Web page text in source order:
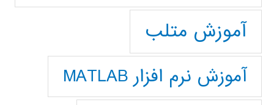
آموزش متلب
آموزش نرم افزار MATLAB